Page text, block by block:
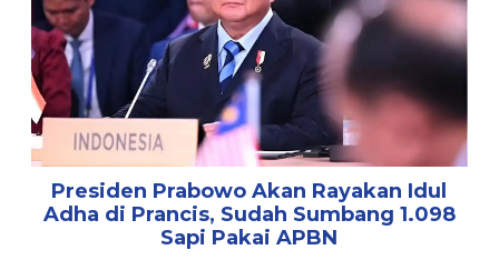
Presiden Prabowo Akan Rayakan Idul
Adha di Prancis, Sudah Sumbang 1.098
Sapi Pakai APBN